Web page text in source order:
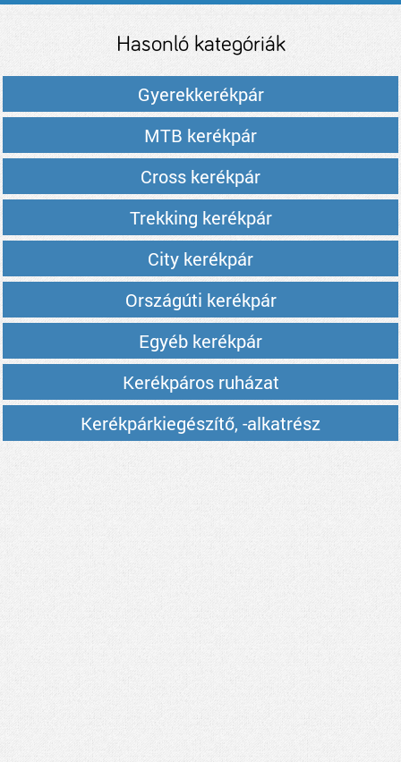
Hasonló kategóriák
Gyerekkerékpár
MTB kerékpár
Cross kerékpár
Trekking kerékpár
City kerékpár
Országúti kerékpár
Egyéb kerékpár
Kerékpáros ruházat
Kerékpárkiegészítő, -alkatrész